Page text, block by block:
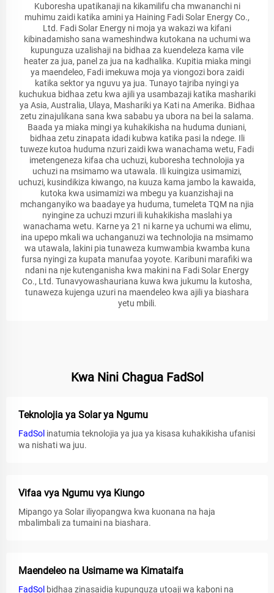
Kuboresha upatikanaji na kikamilifu cha mwananchi ni
muhimu zaidi katika amini ya Haining Fadi Solar Energy Co.,
Ltd. Fadi Solar Energy ni moja ya wakazi wa kifani
kibinadamisho sana wameshindwa kutokana na uchumi wa
kupunguza uzalishaji na bidhaa za kuendeleza kama vile
heater za jua, panel za jua na kadhalika. Kupitia miaka mingi
ya maendeleo, Fadi imekuwa moja ya viongozi bora zaidi
katika sektor ya nguvu ya jua. Tunayo tajriba nyingi ya
kuchukua bidhaa zetu kwa ajili ya usambazaji katika mashariki
ya Asia, Australia, Ulaya, Mashariki ya Kati na Amerika. Bidhaa
zetu zinajulikana sana kwa sababu ya ubora na bei la salama.
Baada ya miaka mingi ya kuhakikisha na huduma duniani,
bidhaa zetu zinapata idadi kubwa katika pasi la ndege. Ili
tuweze kutoa huduma nzuri zaidi kwa wanachama wetu, Fadi
imetengeneza kifaa cha uchuzi, kuboresha technolojia ya
uchuzi na msimamo wa utawala. Ili kuingiza usimamizi,
uchuzi, kusindikiza kiwango, na kuuza kama jambo la kawaida,
kutoka kwa usimamizi wa mbegu ya kuanzishaji na
mchanganyiko wa baadaye ya huduma, tumeleta TQM na njia
nyingine za uchuzi mzuri ili kuhakikisha maslahi ya
wanachama wetu. Karne ya 21 ni karne ya uchumi wa elimu,
ina upepo mkali wa uchanganuzi wa technolojia na msimamo
wa utawala, lakini pia tunaweza kumwambia kwamba kuna
fursa nyingi za kupata manufaa yoyote. Karibuni marafiki wa
ndani na nje kutenganisha kwa makini na Fadi Solar Energy
Co., Ltd. Tunavyowashauriana kuwa kwa jukumu la kutosha,
tunaweza kujenga uzuri na maendeleo kwa ajili ya biashara
yetu mbili.
Kwa Nini Chagua FadSol
Teknolojia ya Solar ya Ngumu
FadSol inatumia teknolojia ya jua ya kisasa kuhakikisha ufanisi
wa nishati wa juu.
Vifaa vya Ngumu vya Kiungo
Mipango ya Solar iliyopangwa kwa kuonana na haja
mbalimbali za tumaini na biashara.
Maendeleo na Usimame wa Kimataifa
FadSol bidhaa zinasaidia kupunguza utoaji wa kaboni na